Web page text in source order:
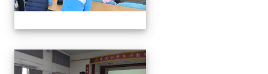
114年閱讀講座-與山的對話